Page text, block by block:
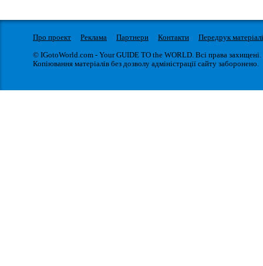
Про проект Реклама Партнери Контакти
Передрук
© IGotoWorld.com - Your GUIDE TO the WORLD. Всі права захищені.
Копіювання матеріалів без дозволу адміністрації сайту заборонено.